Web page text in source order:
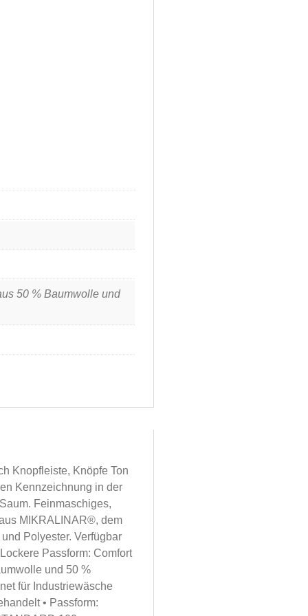
50 % Baumwolle und
Knopfleiste, Knöpfe Ton
Kennzeichnung in der
Feinmaschiges,
MIKRALINAR®, dem
Polyester. Verfügbar
Passform: Comfort
und 50 %
für Industriewäsche
• Passform: